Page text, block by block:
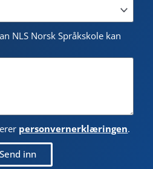
NLS Norsk Språkskole kan
personvernerklæringen.
Send inn